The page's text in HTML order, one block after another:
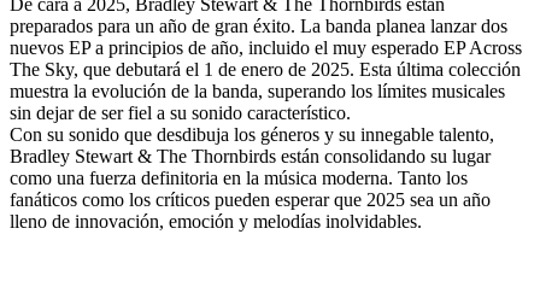
preparados para un año de gran éxito. La banda planea lanzar dos
nuevos EP a principios de año, incluido el muy esperado EP Across
The Sky, que debutará el 1 de enero de 2025. Esta última colección
muestra la evolución de la banda, superando los límites musicales
sin dejar de ser fiel a su sonido característico.
Con su sonido que desdibuja los géneros y su innegable talento,
Bradley Stewart & The Thornbirds están consolidando su lugar
como una fuerza definitoria en la música moderna. Tanto los
fanáticos como los críticos pueden esperar que 2025 sea un año
lleno de innovación, emoción y melodías inolvidables.